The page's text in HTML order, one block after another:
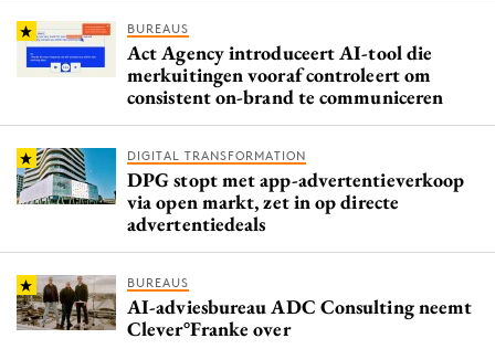
BUREAUS
Act Agency introduceert AI-tool die
merkuitingen vooraf controleert om
consistent on-brand te communiceren
DIGITAL TRANSFORMATION
DPG stopt met app-advertentieverkoop
via open markt, zet in op directe
advertentiedeals
BUREAUS
AI-adviesbureau ADC Consulting neemt
Clever°Franke over